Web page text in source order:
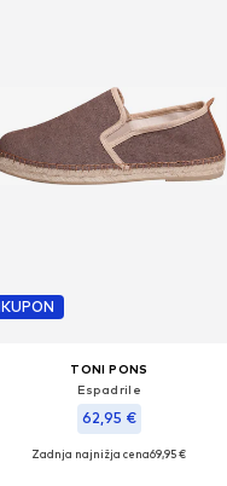
KUPON
TONI PONS
Espadrile
62,95 €
Na voljo v različnih velikostih
Zadnja najnižja cena69,95 €